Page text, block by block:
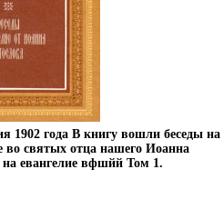
1902 года В книгу вошли беседы на
во святых отца нашего Иоанна
на евангелие вфшйй Том 1.